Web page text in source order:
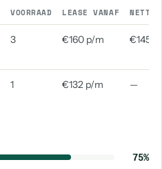
VOORRAAD LEASE VANAF NETTO
3 €160 p/m €145
1 €132 p/m —
75%